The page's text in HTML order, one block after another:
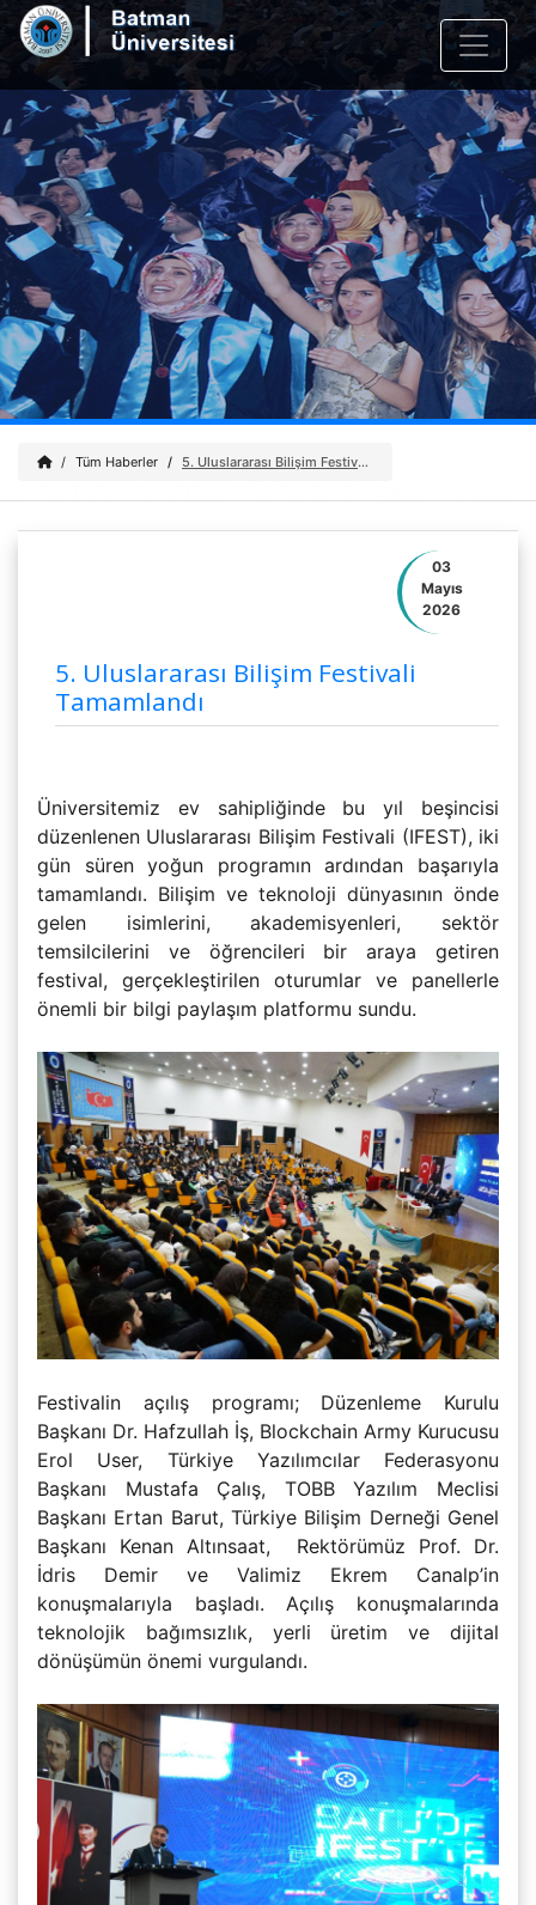
Tüm Haberler 5. Uluslararası Bilişim Festivali Tamamlandı
03
Mayıs
2026
5. Uluslararası Bilişim Festivali
Tamamlandı
Üniversitemiz ev sahipliğinde bu yıl beşincisi
düzenlenen Uluslararası Bilişim Festivali (IFEST), iki
gün süren yoğun programın ardından başarıyla
tamamlandı. Bilişim ve teknoloji dünyasının önde
gelen isimlerini, akademisyenleri, sektör
temsilcilerini ve öğrencileri bir araya getiren
festival, gerçekleştirilen oturumlar ve panellerle
önemli bir bilgi paylaşım platformu sundu.
Festivalin açılış programı; Düzenleme Kurulu
Başkanı Dr. Hafzullah İş, Blockchain Army Kurucusu
Erol User, Türkiye Yazılımcılar Federasyonu
Başkanı Mustafa Çalış, TOBB Yazılım Meclisi
Başkanı Ertan Barut, Türkiye Bilişim Derneği Genel
Başkanı Kenan Altınsaat, Rektörümüz Prof. Dr.
İdris Demir ve Valimiz Ekrem Canalp’in
konuşmalarıyla başladı. Açılış konuşmalarında
teknolojik bağımsızlık, yerli üretim ve dijital
dönüşümün önemi vurgulandı.